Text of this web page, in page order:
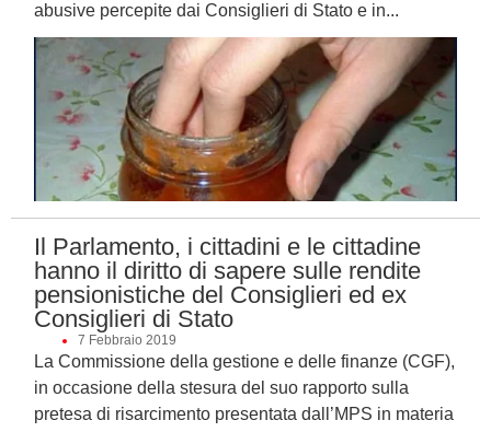
abusive percepite dai Consiglieri di Stato e in...
Il Parlamento, i cittadini e le cittadine
hanno il diritto di sapere sulle rendite
pensionistiche del Consiglieri ed ex
Consiglieri di Stato
7 Febbraio 2019
La Commissione della gestione e delle finanze (CGF),
in occasione della stesura del suo rapporto sulla
pretesa di risarcimento presentata dall’MPS in materia